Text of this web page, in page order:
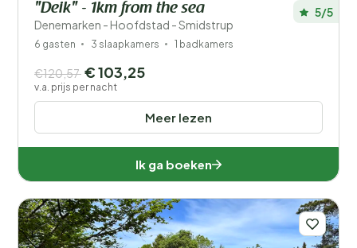
"Deik" - 1km from the sea
Denemarken - Hoofdstad - Smidstrup
5/5
6 gasten 3 slaapkamers 1 badkamers
Meer lezen
€120,57 € 103,25
v.a. prijs per nacht
Ik ga boeken